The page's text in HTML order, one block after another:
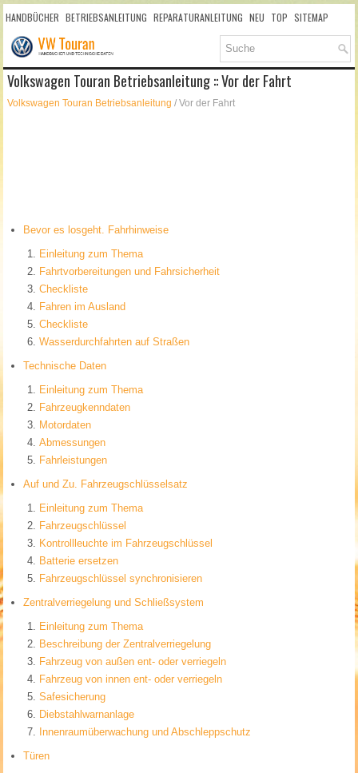
HANDBÜCHER BETRIEBSANLEITUNG REPARATURANLEITUNG NEU TOP SITEMAP
SUCHLAUF
Volkswagen Touran Betriebsanleitung :: Vor der Fahrt
Volkswagen Touran Betriebsanleitung / Vor der Fahrt
Bevor es losgeht. Fahrhinweise
Einleitung zum Thema
Fahrtvorbereitungen und Fahrsicherheit
Checkliste
Fahren im Ausland
Checkliste
Wasserdurchfahrten auf Straßen
Technische Daten
Einleitung zum Thema
Fahrzeugkenndaten
Motordaten
Abmessungen
Fahrleistungen
Auf und Zu. Fahrzeugschlüsselsatz
Einleitung zum Thema
Fahrzeugschlüssel
Kontrollleuchte im Fahrzeugschlüssel
Batterie ersetzen
Fahrzeugschlüssel synchronisieren
Zentralverriegelung und Schließsystem
Einleitung zum Thema
Beschreibung der Zentralverriegelung
Fahrzeug von außen ent- oder verriegeln
Fahrzeug von innen ent- oder verriegeln
Safesicherung
Diebstahlwarnanlage
Innenraumüberwachung und Abschleppschutz
Türen